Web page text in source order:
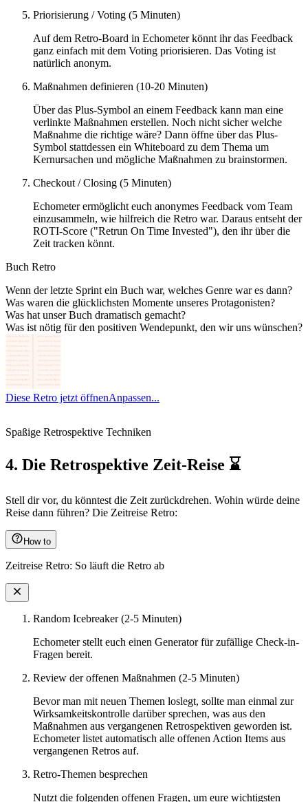
Priorisierung / Voting (5 Minuten)
Auf dem Retro-Board in Echometer könnt ihr das Feedback
ganz einfach mit dem Voting priorisieren. Das Voting ist
natürlich anonym.
Maßnahmen definieren (10-20 Minuten)
Über das Plus-Symbol an einem Feedback kann man eine
verlinkte Maßnahmen erstellen. Noch nicht sicher welche
Maßnahme die richtige wäre? Dann öffne über das Plus-
Symbol stattdessen ein Whiteboard zu dem Thema um
Kernursachen und mögliche Maßnahmen zu brainstormen.
Checkout / Closing (5 Minuten)
Echometer ermöglicht euch anonymes Feedback vom Team
einzusammeln, wie hilfreich die Retro war. Daraus entseht der
ROTI-Score ("Retrun On Time Invested"), den ihr über die
Zeit tracken könnt.
Buch Retro
Wenn der letzte Sprint ein Buch war, welches Genre war es dann?
Was waren die glücklichsten Momente unseres Protagonisten?
Was hat unser Buch dramatisch gemacht?
Was ist nötig für den positiven Wendepunkt, den wir uns wünschen?
Diese Retro jetzt öffnenAnpassen...
Spaßige Retrospektive Techniken
4. Die Retrospektive Zeit-Reise ⌛️
Stell dir vor, du könntest die Zeit zurückdrehen. Wohin würde deine
Reise dann führen? Die Zeitreise Retro:
How to
Zeitreise Retro: So läuft die Retro ab
Random Icebreaker (2-5 Minuten)
Echometer stellt euch einen Generator für zufällige Check-in-
Fragen bereit.
Review der offenen Maßnahmen (2-5 Minuten)
Bevor man mit neuen Themen loslegt, sollte man einmal zur
Wirksamkeitskontrolle darüber sprechen, was aus den
Maßnahmen aus vergangenen Retrospektiven geworden ist.
Echometer listet automatisch alle offenen Action Items aus
vergangenen Retros auf.
Retro-Themen besprechen
Nutzt die folgenden offenen Fragen, um eure wichtigsten